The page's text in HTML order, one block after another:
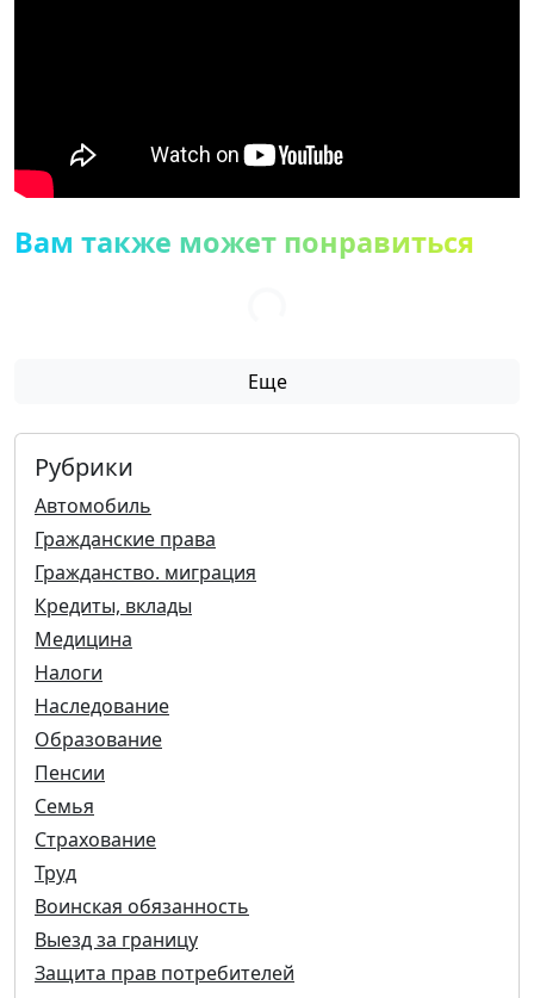
Вам также может понравиться
Еще
Рубрики
Автомобиль
Гражданские права
Гражданство. миграция
Кредиты, вклады
Медицина
Налоги
Наследование
Образование
Пенсии
Семья
Страхование
Труд
Воинская обязанность
Выезд за границу
Защита прав потребителей